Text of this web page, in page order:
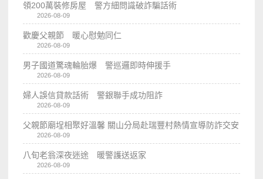
領200萬裝修房屋 警方細問識破詐騙話術
2026-08-09
歡慶父親節 暖心慰勉同仁
2026-08-09
男子國道驚魂輪胎爆 警巡邏即時伸援手
2026-08-09
婦人誤信貸款話術 警銀聯手成功阻詐
2026-08-09
父親節廟埕相聚好溫馨 關山分局赴瑞豐村熱情宣導防詐交安
2026-08-09
八旬老翁深夜迷途 暖警護送返家
2026-08-09